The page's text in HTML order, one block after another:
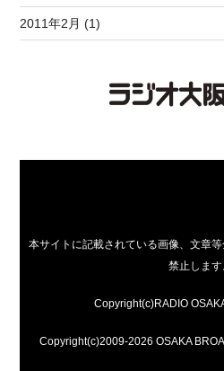
2011年2月 (1)
本サイトに記載されている画像、文章
禁止します
Copyright(c)RADIO
Copyright(c)2009-2026 OSAKA